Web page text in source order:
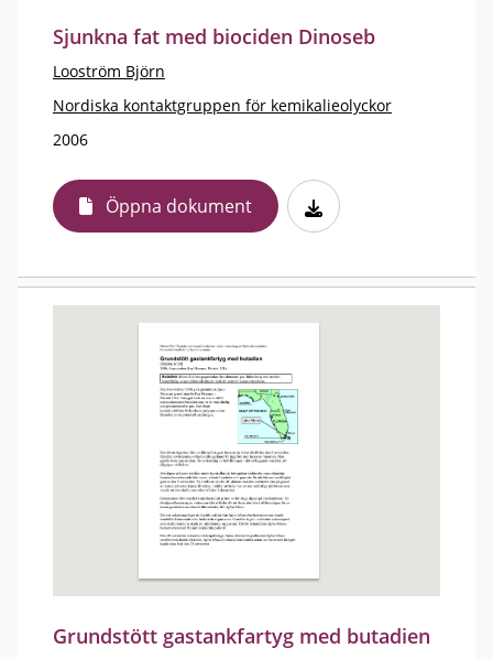
Sjunkna fat med biociden Dinoseb
Looström Björn
Nordiska kontaktgruppen för kemikalieolyckor
2006
Öppna dokument
Grundstött gastankfartyg med butadien